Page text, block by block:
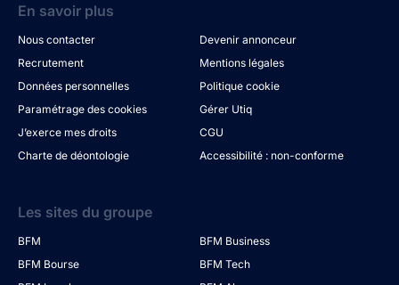
En savoir plus
Nous contacter
Devenir annonceur
Recrutement
Mentions légales
Données personnelles
Politique cookie
Paramétrage des cookies
Gérer Utiq
J’exerce mes droits
CGU
Charte de déontologie
Accessibilité : non-conforme
Les sites du groupe
BFM
BFM Business
BFM Bourse
BFM Tech